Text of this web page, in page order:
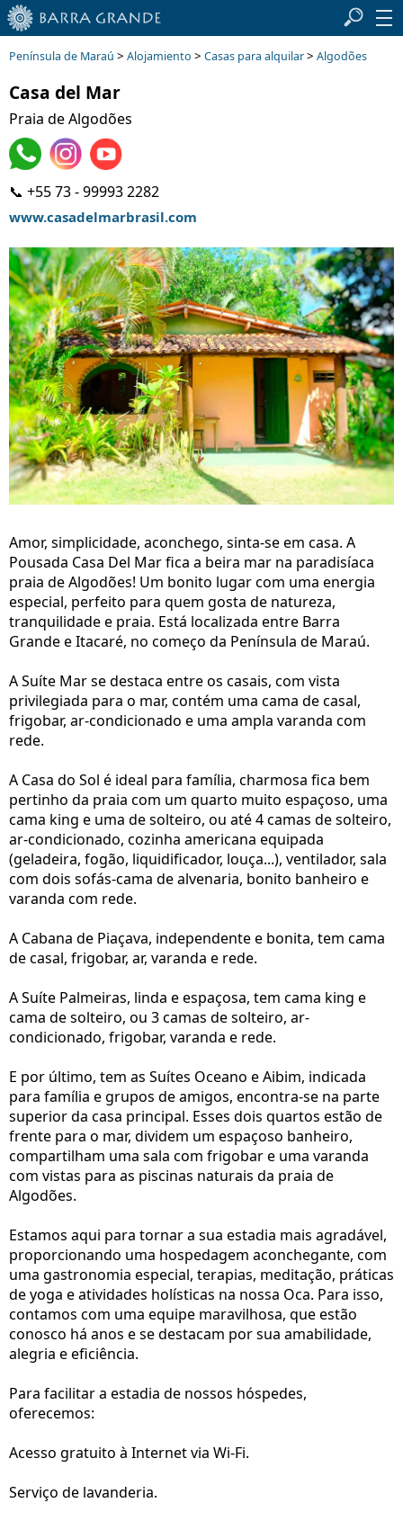
Península de Maraú > Alojamiento > Casas para alquilar> Algodões
Casa del Mar
Praia de Algodões
📞 +55 73 - 99993 2282
www.casadelmarbrasil.com
Amor, simplicidade, aconchego, sinta-se em casa. A
Pousada Casa Del Mar fica a beira mar na paradisíaca
praia de Algodões! Um bonito lugar com uma energia
especial, perfeito para quem gosta de natureza,
tranquilidade e praia. Está localizada entre Barra
Grande e Itacaré, no começo da Península de Maraú.
A Suíte Mar se destaca entre os casais, com vista
privilegiada para o mar, contém uma cama de casal,
frigobar, ar-condicionado e uma ampla varanda com
rede.
A Casa do Sol é ideal para família, charmosa fica bem
pertinho da praia com um quarto muito espaçoso, uma
cama king e uma de solteiro, ou até 4 camas de solteiro,
ar-condicionado, cozinha americana equipada
(geladeira, fogão, liquidificador, louça...), ventilador, sala
com dois sofás-cama de alvenaria, bonito banheiro e
varanda com rede.
A Cabana de Piaçava, independente e bonita, tem cama
de casal, frigobar, ar, varanda e rede.
A Suíte Palmeiras, linda e espaçosa, tem cama king e
cama de solteiro, ou 3 camas de solteiro, ar-
condicionado, frigobar, varanda e rede.
E por último, tem as Suítes Oceano e Aibim, indicada
para família e grupos de amigos, encontra-se na parte
superior da casa principal. Esses dois quartos estão de
frente para o mar, dividem um espaçoso banheiro,
compartilham uma sala com frigobar e uma varanda
com vistas para as piscinas naturais da praia de
Algodões.
Estamos aqui para tornar a sua estadia mais agradável,
proporcionando uma hospedagem aconchegante, com
uma gastronomia especial, terapias, meditação, práticas
de yoga e atividades holísticas na nossa Oca. Para isso,
contamos com uma equipe maravilhosa, que estão
conosco há anos e se destacam por sua amabilidade,
alegria e eficiência.
Para facilitar a estadia de nossos hóspedes,
oferecemos:
Acesso gratuito à Internet via Wi-Fi.
Serviço de lavanderia.